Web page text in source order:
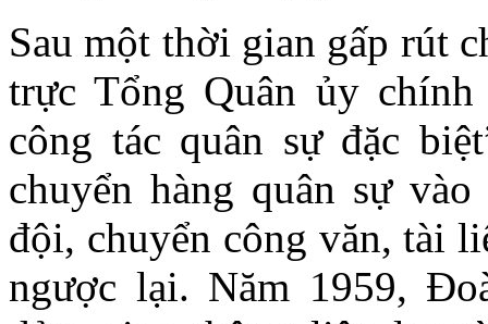
Sau một thời gian gấp rút
trực Tổng Quân ủy
công tác quân sự đặc
chuyển hàng quân sự
đội, chuyển công văn, tài
ngược lại. Năm 1959,